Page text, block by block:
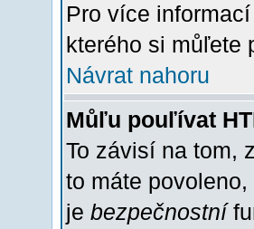
Pro více
kterého si můľete
Návrat nahoru
Můľu pouľívat
To závisí na tom,
to máte
je bezpečnostní